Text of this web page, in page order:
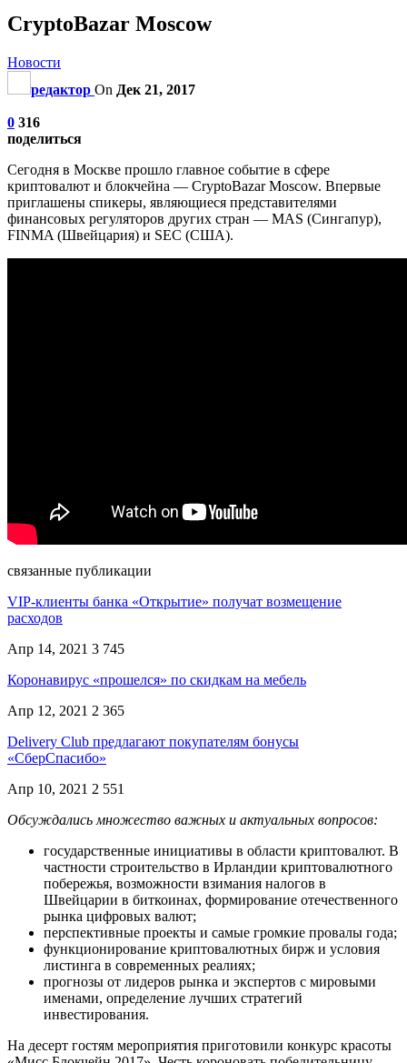
CryptoBazar Moscow
Новости
редактор On Дек 21, 2017
0 316
поделиться
Сегодня в Москве прошло главное событие в сфере
криптовалют и блокчейна — CryptoBazar Moscow. Впервые
приглашены спикеры, являющиеся представителями
финансовых регуляторов других стран — MAS (Сингапур),
FINMA (Швейцария) и SEC (США).
связанные публикации
VIP-клиенты банка «Открытие» получат возмещение
расходов
Апр 14, 2021 3 745
Коронавирус «прошелся» по скидкам на мебель
Апр 12, 2021 2 365
Delivery Club предлагают покупателям бонусы
«СберСпасибо»
Апр 10, 2021 2 551
Обсуждались множество важных и актуальных вопросов:
государственные инициативы в области криптовалют. В
частности строительство в Ирландии криптовалютного
побережья, возможности взимания налогов в
Швейцарии в биткоинах, формирование отечественного
рынка цифровых валют;
перспективные проекты и самые громкие провалы года;
функционирование криптовалютных бирж и условия
листинга в современных реалиях;
прогнозы от лидеров рынка и экспертов с мировыми
именами, определение лучших стратегий
инвестирования.
На десерт гостям мероприятия приготовили конкурс красоты